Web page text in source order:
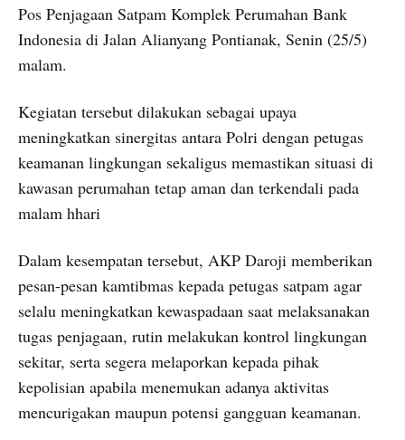
Pos Penjagaan Satpam Komplek Perumahan Bank
Indonesia di Jalan Alianyang Pontianak, Senin (25/5)
malam.
Kegiatan tersebut dilakukan sebagai upaya
meningkatkan sinergitas antara Polri dengan petugas
keamanan lingkungan sekaligus memastikan situasi di
kawasan perumahan tetap aman dan terkendali pada
malam hhari
Dalam kesempatan tersebut, AKP Daroji memberikan
pesan-pesan kamtibmas kepada petugas satpam agar
selalu meningkatkan kewaspadaan saat melaksanakan
tugas penjagaan, rutin melakukan kontrol lingkungan
sekitar, serta segera melaporkan kepada pihak
kepolisian apabila menemukan adanya aktivitas
mencurigakan maupun potensi gangguan keamanan.